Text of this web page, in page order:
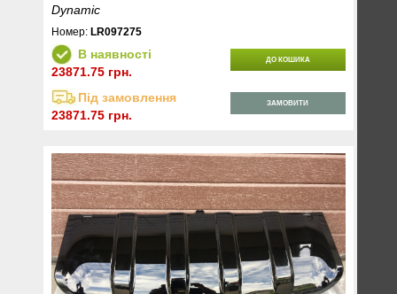
Dynamic
Номер:LR097275
В наявності
23871.75 грн.
ДО КОШИКА
Під замовлення
23871.75 грн.
ЗАМОВИТИ